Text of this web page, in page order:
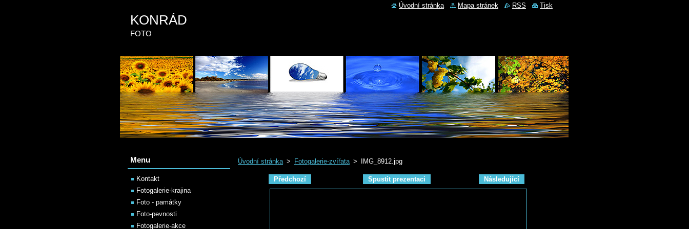
KONRÁD
FOTO
Úvodní stránka > Fotogalerie-zvířata > IMG_8912.jpg
Předchozí Spustit prezentaci Následující
Menu
Kontakt
Fotogalerie-krajina
Foto - památky
Foto-pevnosti
Fotogalerie-akce
Úvodní stránka Mapa stránek RSS Tisk